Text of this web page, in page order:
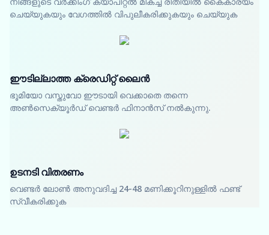
ചെയ്യുകയും വേഗത്തിൽ വിപുലീകരിക്കുകയും ചെയ്യുക
ഈടില്ലാത്ത ക്രെഡിറ്റ് ലൈൻ
ഭൂമിയോ വസ്തുവോ ഈടായി വെക്കാതെ തന്നെ
അൺസെക്യൂർഡ് വെണ്ടർ ഫിനാൻസ് നൽകുന്നു.
ഉടനടി വിതരണം
വെണ്ടർ ലോൺ അനുവദിച്ച 24-48 മണിക്കൂറിനുള്ളിൽ ഫണ്ട്
സ്വീകരിക്കുക